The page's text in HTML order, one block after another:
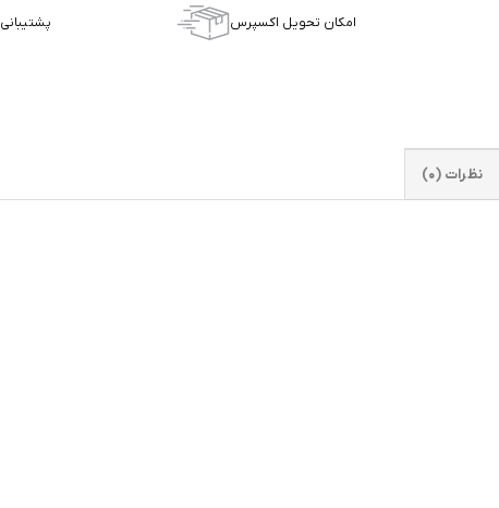
امکان تحویل اکسپرس پشتیبانی ۲۴ ساعته ۷ روز هفته
نظرات (0)